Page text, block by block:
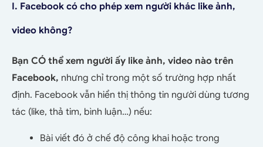
I. Facebook có cho phép xem người khác like ảnh,
video không?
Bạn CÓ thể xem người ấy like ảnh, video nào trên
Facebook, nhưng chỉ trong một số trường hợp nhất
định. Facebook vẫn hiển thị thông tin người dùng tương
tác (like, thả tim, bình luận…) nếu:
Bài viết đó ở chế độ công khai hoặc trong